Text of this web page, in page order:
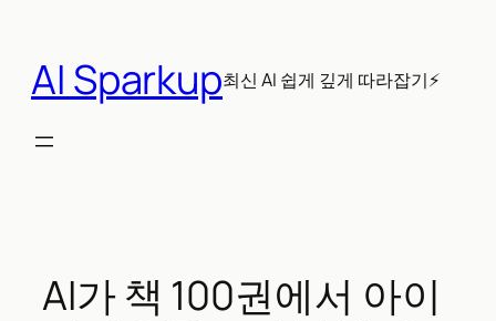
AI Sparkup최신 AI 쉽게 깊게 따라잡기⚡
AI가 책 100권에서 아이